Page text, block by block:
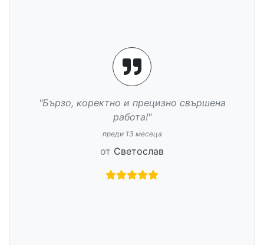
"Бързо, коректно и прецизно свършена
работа!"
преди 13 месеца
от Светослав